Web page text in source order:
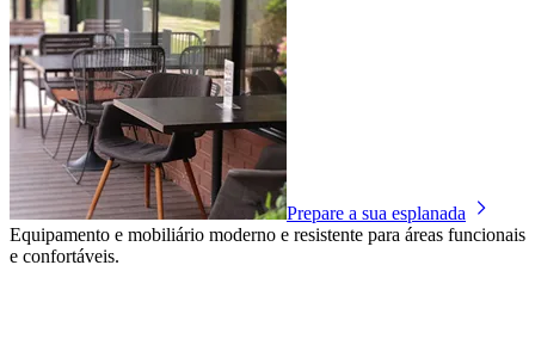
Prepare a sua esplanada
Equipamento e mobiliário moderno e resistente para áreas funcionais
e confortáveis.